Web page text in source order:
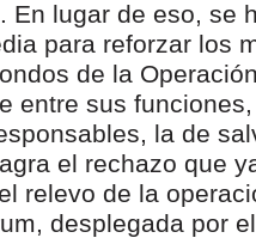
En lugar de eso, se
para reforzar los
de la
entre sus
la de
el rechazo que
relevo de la
desplegada por